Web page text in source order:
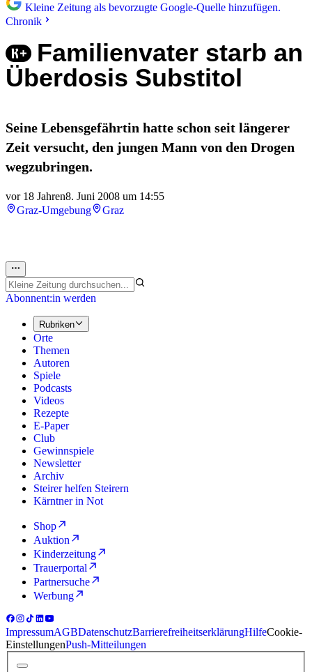
Kleine Zeitung als bevorzugte Google-Quelle hinzufügen.
Chronik
Familienvater starb an
Überdosis Substitol
Seine Lebensgefährtin hatte schon seit längerer
Zeit versucht, den jungen Mann von den Drogen
wegzubringen.
vor 18 Jahren8. Juni 2008 um 14:55
Graz-Umgebung
Graz
Abonnent:in werden
Rubriken
Orte
Themen
Autoren
Spiele
Podcasts
Videos
Rezepte
E-Paper
Club
Gewinnspiele
Newsletter
Archiv
Steirer helfen Steirern
Kärntner in Not
Shop
Auktion
Kinderzeitung
Trauerportal
Partnersuche
Werbung
ImpressumAGBDatenschutzBarrierefreiheitserklärungHilfeCookie-
EinstellungenPush-Mitteilungen